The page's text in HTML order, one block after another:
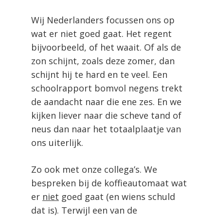
Wij Nederlanders focussen ons op
wat er niet goed gaat. Het regent
bijvoorbeeld, of het waait. Of als de
zon schijnt, zoals deze zomer, dan
schijnt hij te hard en te veel. Een
schoolrapport bomvol negens trekt
de aandacht naar die ene zes. En we
kijken liever naar die scheve tand of
neus dan naar het totaalplaatje van
ons uiterlijk.
Zo ook met onze collega’s. We
bespreken bij de koffieautomaat wat
er niet goed gaat (en wiens schuld
dat is). Terwijl een van de